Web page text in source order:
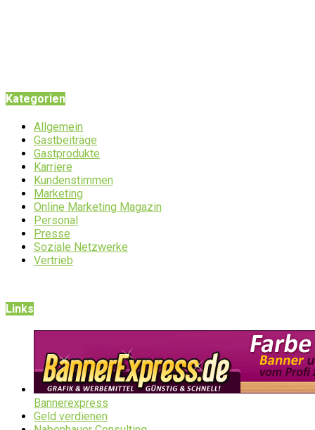
Kategorien
Allgemein
Gastbeiträge
Gastprodukte
Karriere
Kundenstimmen
Marketing
Online Marketing Magazin
Personal
Presse
Soziale Netzwerke
Vertrieb
Links
Bannerexpress
Geld verdienen